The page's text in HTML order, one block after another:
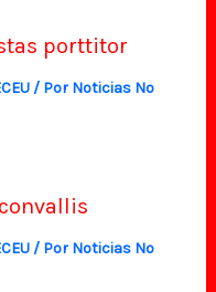
porttitor
/ Por Noticias No
/ Por Noticias No